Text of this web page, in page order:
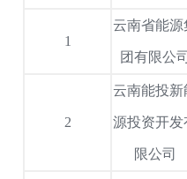
1
云南省能源
团有限公司
2
云南能投新
源投资开发
限公司